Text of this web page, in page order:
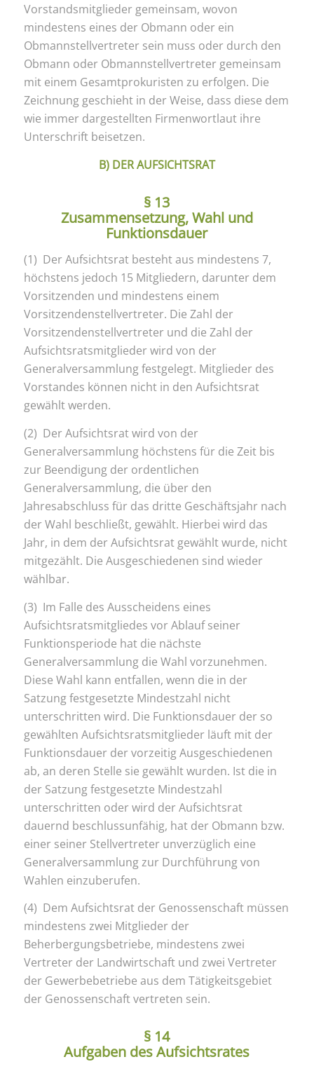
Vorstandsmitglieder gemeinsam, wovon
mindestens eines der Obmann oder ein
Obmannstellvertreter sein muss oder durch den
Obmann oder Obmannstellvertreter gemeinsam
mit einem Gesamtprokuristen zu erfolgen. Die
Zeichnung geschieht in der Weise, dass diese dem
wie immer dargestellten Firmenwortlaut ihre
Unterschrift beisetzen.
B) DER AUFSICHTSRAT
§ 13
Zusammensetzung, Wahl und
Funktionsdauer
(1) Der Aufsichtsrat besteht aus mindestens 7,
höchstens jedoch 15 Mitgliedern, darunter dem
Vorsitzenden und mindestens einem
Vorsitzendenstellvertreter. Die Zahl der
Vorsitzendenstellvertreter und die Zahl der
Aufsichtsratsmitglieder wird von der
Generalversammlung festgelegt. Mitglieder des
Vorstandes können nicht in den Aufsichtsrat
gewählt werden.
(2) Der Aufsichtsrat wird von der
Generalversammlung höchstens für die Zeit bis
zur Beendigung der ordentlichen
Generalversammlung, die über den
Jahresabschluss für das dritte Geschäftsjahr nach
der Wahl beschließt, gewählt. Hierbei wird das
Jahr, in dem der Aufsichtsrat gewählt wurde, nicht
mitgezählt. Die Ausgeschiedenen sind wieder
wählbar.
(3) Im Falle des Ausscheidens eines
Aufsichtsratsmitgliedes vor Ablauf seiner
Funktionsperiode hat die nächste
Generalversammlung die Wahl vorzunehmen.
Diese Wahl kann entfallen, wenn die in der
Satzung festgesetzte Mindestzahl nicht
unterschritten wird. Die Funktionsdauer der so
gewählten Aufsichtsratsmitglieder läuft mit der
Funktionsdauer der vorzeitig Ausgeschiedenen
ab, an deren Stelle sie gewählt wurden. Ist die in
der Satzung festgesetzte Mindestzahl
unterschritten oder wird der Aufsichtsrat
dauernd beschlussunfähig, hat der Obmann bzw.
einer seiner Stellvertreter unverzüglich eine
Generalversammlung zur Durchführung von
Wahlen einzuberufen.
(4) Dem Aufsichtsrat der Genossenschaft müssen
mindestens zwei Mitglieder der
Beherbergungsbetriebe, mindestens zwei
Vertreter der Landwirtschaft und zwei Vertreter
der Gewerbebetriebe aus dem Tätigkeitsgebiet
der Genossenschaft vertreten sein.
§ 14
Aufgaben des Aufsichtsrates